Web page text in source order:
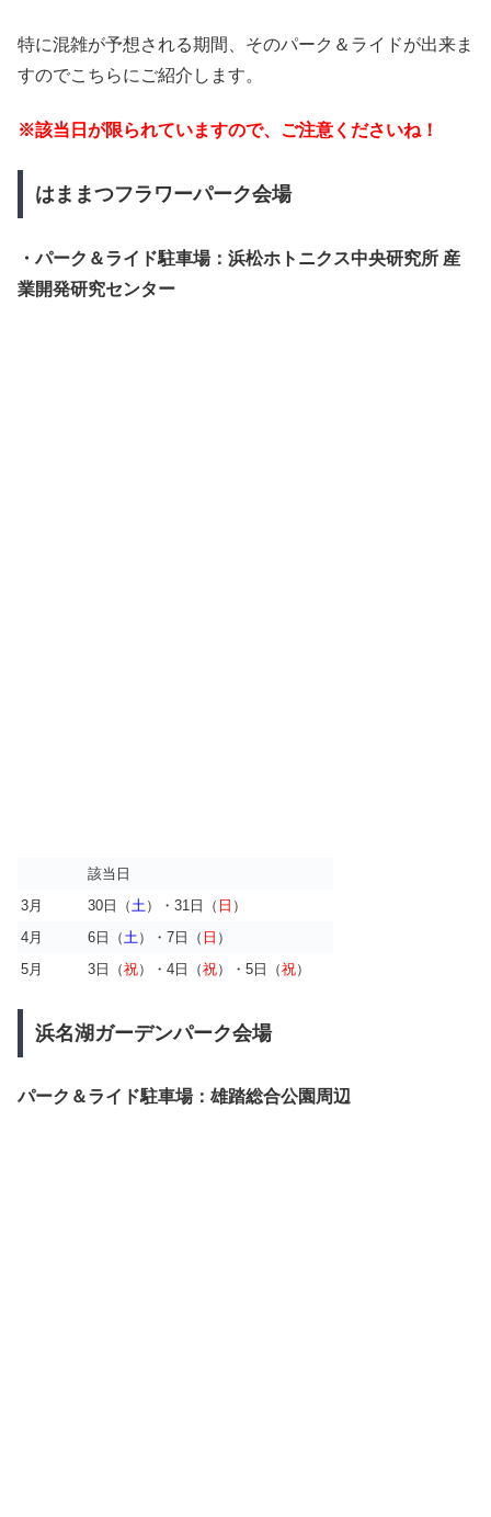
特に混雑が予想される期間、そのパーク＆ライドが出来ま
すのでこちらにご紹介します。
※該当日が限られていますので、ご注意くださいね！
はままつフラワーパーク会場
・パーク＆ライド駐車場：浜松ホトニクス中央研究所 産
業開発研究センター
該当日
3月
30日（ 土 ）・31日（ 日 ）
4月
6日（ 土 ）・7日（ 日 ）
5月
3日（祝）・4日（祝）・5日（祝）
浜名湖ガーデンパーク会場
パーク＆ライド駐車場：雄踏総合公園周辺